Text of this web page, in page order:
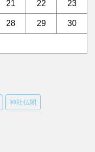
21 22 23
28 29 30
神社仏閣